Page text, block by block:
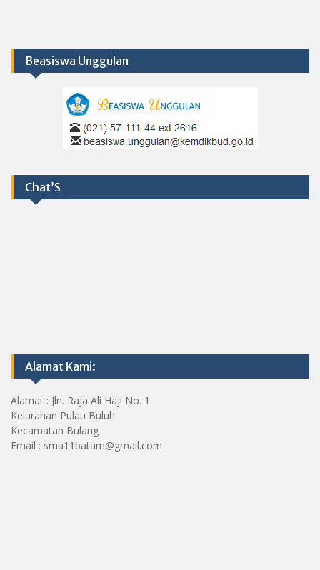
Beasiswa Unggulan
Chat’S
Alamat Kami:
Alamat : Jln. Raja Ali Haji No. 1
Kelurahan Pulau Buluh
Kecamatan Bulang
Email : sma11batam@gmail.com